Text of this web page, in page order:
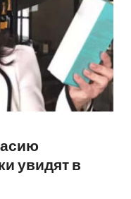
увидят в